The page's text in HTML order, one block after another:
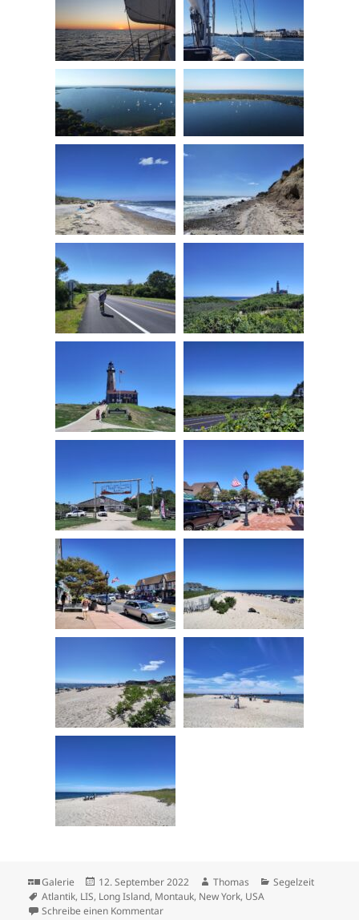
Format
Galerie
Veröffentlicht
am
12. September 2022 Autor
Thomas Kategorien
Segelzeit
Schlagwörter
Atlantik, LIS, Long Island, Montauk, New York, USA
Schreibe einen Kommentarzu Long Island Sound und Lake Montauk